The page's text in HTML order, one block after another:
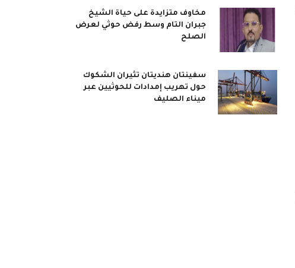
مخاوف متزايدة على حياة الشيخ
جبران التام وسط رفض حوثي لعرض
الصلح
سفينتان هنديتان تثيران الشكوك
حول تهريب إمدادات للحوثيين عبر
ميناء الصليف